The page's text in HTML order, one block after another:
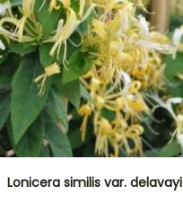
Lonicera similis var. delavayi